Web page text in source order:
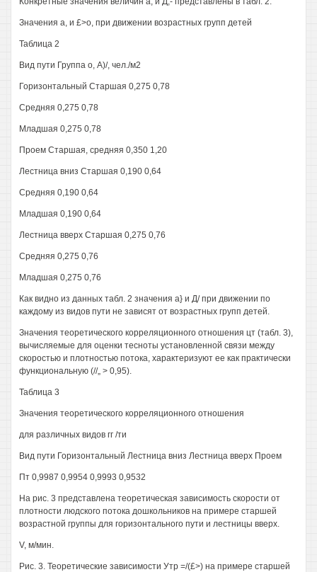
Значения а, и £>о, при движении возрастных групп детей
Таблица 2
Вид пути Группа о, А)/, чел./м2
Горизонтальный Старшая 0,275 0,78
Средняя 0,275 0,78
Младшая 0,275 0,78
Проем Старшая, средняя 0,350 1,20
Лестница вниз Старшая 0,190 0,64
Средняя 0,190 0,64
Младшая 0,190 0,64
Лестница вверх Старшая 0,275 0,76
Средняя 0,275 0,76
Младшая 0,275 0,76
Как видно из данных табл. 2 значения а} и Д/ при движении по
каждому из видов пути не зависят от возрастных групп детей.
Значения теоретического корреляционного отношения цт (табл. 3),
вычисляемые для оценки тесноты установленной связи между
скоростью и плотностью потока, характеризуют ее как практически
функциональную (//„ > 0,95).
Таблица 3
Значения теоретического корреляционного отношения
для различных видов гг /ти
Вид пути Горизонтальный Лестница вниз Лестница вверх Проем
Пт 0,9987 0,9954 0,9993 0,9532
На рис. 3 представлена теоретическая зависимость скорости от
плотности людского потока дошкольников на примере старшей
возрастной группы для горизонтального пути и лестницы вверх.
V, м/мин.
Рис. 3. Теоретические зависимости Утр =/(£>) на примере старшей